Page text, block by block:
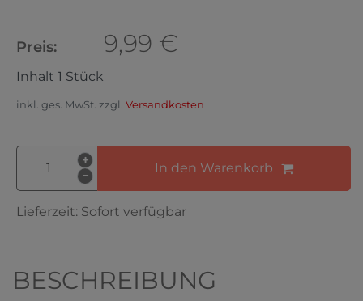
Preis: 9,99 €
Inhalt 1 Stück
inkl. ges. MwSt. zzgl. Versandkosten
In den Warenkorb
Lieferzeit: Sofort verfügbar
BESCHREIBUNG